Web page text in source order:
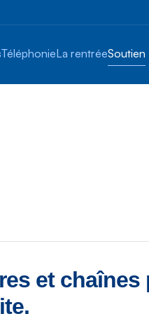
TéléphonieLa rentréeSoutien
et